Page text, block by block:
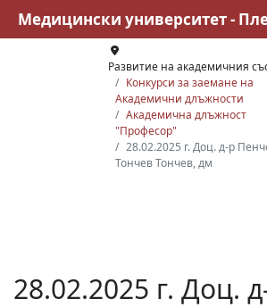
Развитие на академичния
Конкурси за заемане на
Академични длъжности
Академична длъжност
"Професор"
28.02.2025 г. Доц. д-р
Тончев Тончев, дм
28.02.2025 г. Доц.
Медицински университет -